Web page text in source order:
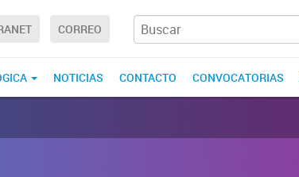
CORREO
NOTICIAS CONTACTO CONVOCATORIAS